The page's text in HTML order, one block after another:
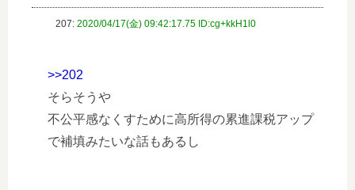
207: 2020/04/17(金) 09:42:17.75 ID:cg+kkH1l0
>>202
そらそうや
不公平感なくすために高所得の累進課税アップ
で補填みたいな話もあるし